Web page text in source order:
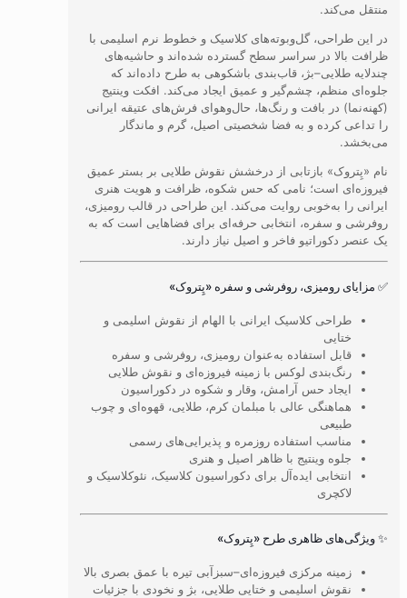
منتقل می‌کند.
در این طراحی، گل‌وبوته‌های کلاسیک و خطوط نرم اسلیمی با
ظرافت بالا در سراسر سطح گسترده شده‌اند و حاشیه‌های
چندلایه طلایی–بژ، قاب‌بندی باشکوهی به طرح داده‌اند که
جلوه‌ای منظم، چشم‌گیر و عمیق ایجاد می‌کند. افکت وینتیج
(کهنه‌نما) در بافت و رنگ‌ها، حال‌وهوای فرش‌های عتیقه ایرانی
را تداعی کرده و به فضا شخصیتی اصیل، گرم و ماندگار
می‌بخشد.
نام «پِتروک» بازتابی از درخشش نقوش طلایی بر بستر عمیق
فیروزه‌ای است؛ نامی که حس شکوه، ظرافت و هویت هنری
ایرانی را به‌خوبی روایت می‌کند. این طراحی در قالب رومیزی،
روفرشی و سفره، انتخابی حرفه‌ای برای فضاهایی است که به
یک عنصر دکوراتیو فاخر و اصیل نیاز دارند.
✅ مزایای رومیزی، روفرشی و سفره «پِتروک»
طراحی کلاسیک ایرانی با الهام از نقوش اسلیمی و
ختایی
قابل استفاده به‌عنوان رومیزی، روفرشی و سفره
رنگ‌بندی لوکس با زمینه فیروزه‌ای و نقوش طلایی
ایجاد حس آرامش، وقار و شکوه در دکوراسیون
هماهنگی عالی با مبلمان کرم، طلایی، قهوه‌ای و چوب
طبیعی
مناسب استفاده روزمره و پذیرایی‌های رسمی
جلوه وینتیج با ظاهر اصیل و هنری
انتخابی ایده‌آل برای دکوراسیون کلاسیک، نئوکلاسیک و
لاکچری
✨ ویژگی‌های ظاهری طرح «پِتروک»
زمینه مرکزی فیروزه‌ای–سبزآبی تیره با عمق بصری بالا
نقوش اسلیمی و ختایی طلایی، بژ و نخودی با جزئیات